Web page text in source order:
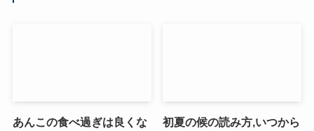
あんこの食べ過ぎは良くな
初夏の候の読み方,いつから